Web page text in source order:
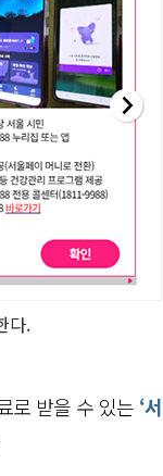
다.
로 받을 수 있는 ‘서